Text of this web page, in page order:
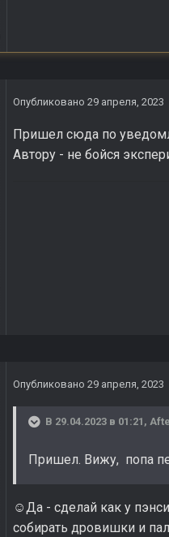
Опубликовано 29 апреля, 2023
Пришел сюда по
Автору - не бойся
Опубликовано 29 апреля, 2023
В 29.04.2023 в 01:21,
Пришел. Вижу, попа
☺️Да - сделай как у
собирать дровишки и